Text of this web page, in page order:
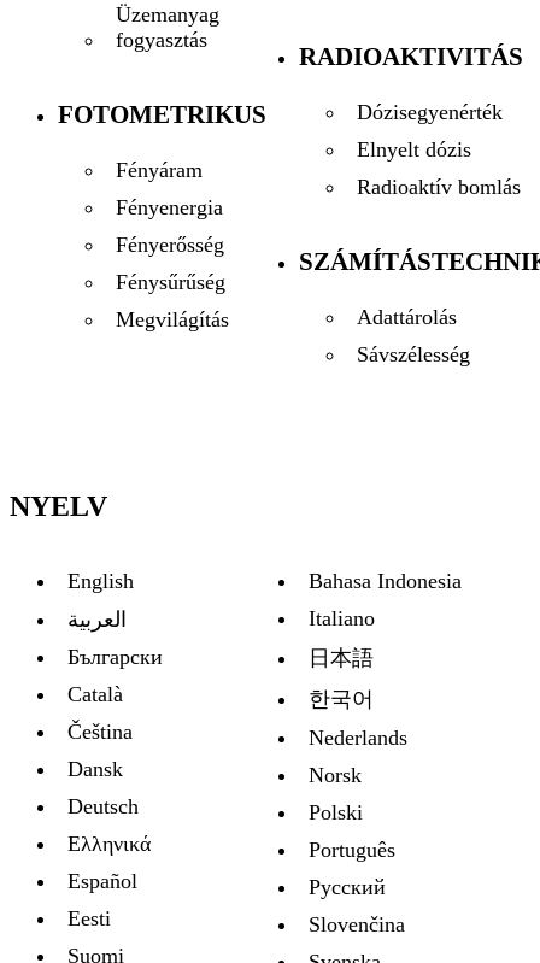
Üzemanyag
fogyasztás
FOTOMETRIKUS
Fényáram
Fényenergia
Fényerősség
Fénysűrűség
Megvilágítás
RADIOAKTIVITÁS
Dózisegyenérték
Elnyelt dózis
Radioaktív bomlás
Adattárolás
Sávszélesség
NYELV
English
العربية
Български
Català
Čeština
Dansk
Deutsch
Ελληνικά
Español
Eesti
Suomi
Bahasa Indonesia
Italiano
日本語
한국어
Nederlands
Norsk
Polski
Português
Русский
Slovenčina